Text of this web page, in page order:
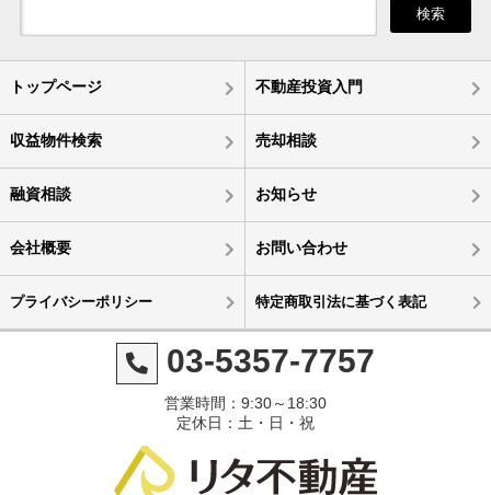
検索
トップページ 不動産投資入門
収益物件検索 売却相談
融資相談 お知らせ
会社概要 お問い合わせ
プライバシーポリシー 特定商取引法に基づく表記
03-5357-7757
営業時間：9:30～18:30
定休日：土・日・祝